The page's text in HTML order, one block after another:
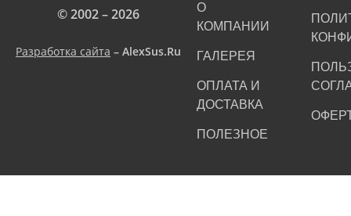
© 2002 – 2026
Разработка сайта – AlexSus.Ru
О
КОМПАНИИ
ГАЛЕРЕЯ
ОПЛАТА И
ДОСТАВКА
ПОЛЕЗНОЕ